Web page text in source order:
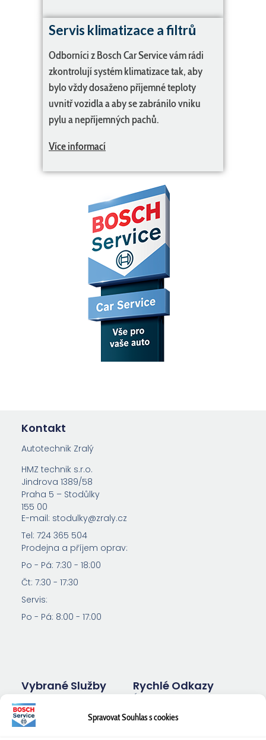
Spravovat Souhlas s cookies
Servis klimatizace a filtrů
Odborníci z Bosch Car Service vám rádi
zkontrolují systém klimatizace tak, aby
bylo vždy dosaženo příjemné teploty
uvnitř vozidla a aby se zabránilo vniku
pylu a nepříjemných pachů.
Více informací
Vybrané Služby
Inspekce a
kontroly
světlometů
Rychlé Odkazy
Úvod
Opel
Kontakt
Autotechnik Zralý
HMZ technik s.r.o.
Jindrova 1389/58
Praha 5 – Stodůlky
155 00
E-mail: stodulky@zraly.cz
Tel: 724 365 504
Prodejna a příjem oprav:
Po - Pá: 7:30 - 18:00
Čt: 7:30 - 17:30
Servis:
Po - Pá: 8:00 - 17:00